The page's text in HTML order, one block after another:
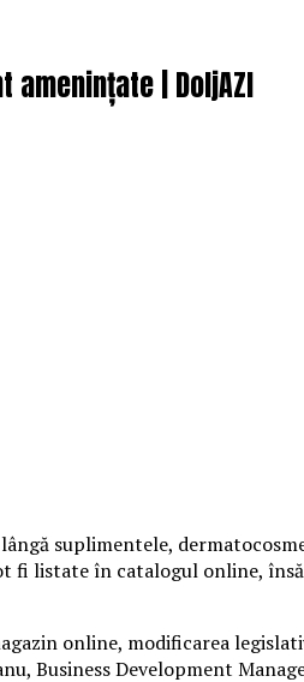
amenințate | DoljAZI
suplimentele,
listate în catalogul online,
online, modificarea
Business Development